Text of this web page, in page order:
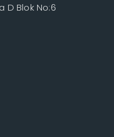
D Blok No:6